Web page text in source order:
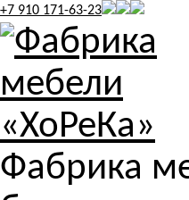
+7 910 171-63-23
Фабрика